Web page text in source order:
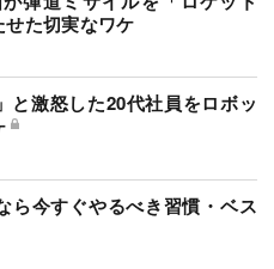
た切実なワケ
と激怒した20代社員をロボッ
ら今すぐやるべき習慣・ベス